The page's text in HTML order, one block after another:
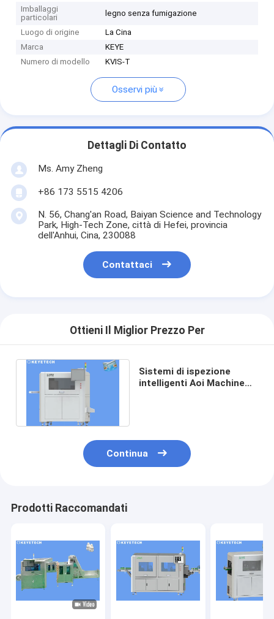
Imballaggi
particolari
legno senza fumigazione
Luogo di origine
La Cina
Marca
KEYE
Numero di modello
KVIS-T
Osservi più
Dettagli Di Contatto
Ms. Amy Zheng
+86 173 5515 4206
N. 56, Chang'an Road, Baiyan Science and Technology
Park, High-Tech Zone, città di Hefei, provincia
dell'Anhui, Cina, 230088
Contattaci
Ottieni Il Miglior Prezzo Per
Sistemi di ispezione
intelligenti Aoi Machine
Continua
Prodotti Raccomandati